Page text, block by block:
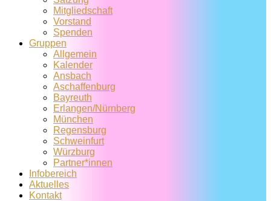
Mitglied­schaft
Vorstand
Spenden
Gruppen
Allgemein
Kalender
Ansbach
Aschaffenburg
Bayreuth
Erlangen/Nürnberg
München
Regensburg
Schweinfurt
Würzburg
Partner*innen
Infobereich
Aktuelles
Kontakt